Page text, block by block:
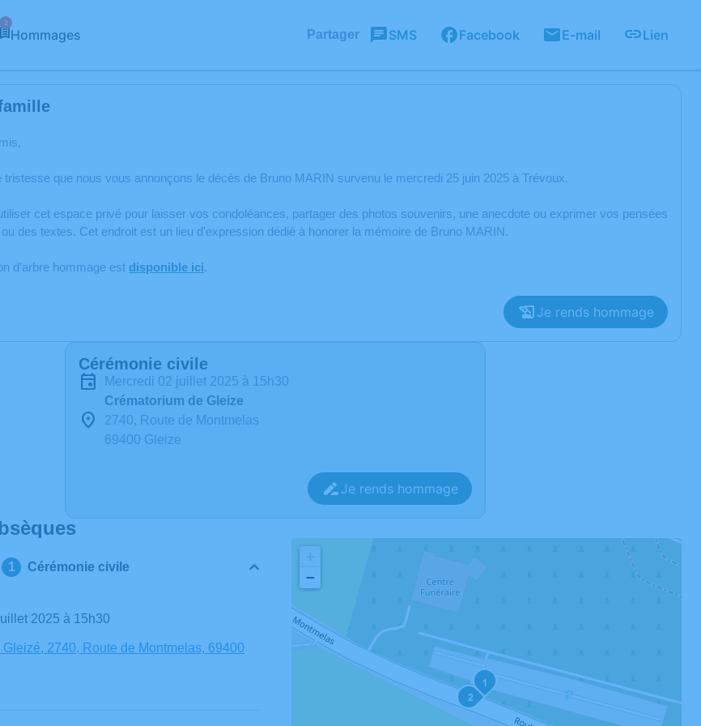
2
Hommages Partager SMS Facebook E-mail Lien
tristesse que nous vous annonçons le décès de Bruno MARIN survenu le mercredi 25 juin 2025 à Trévoux.
cet espace privé pour laisser vos condoléances, partager des photos souvenirs, une anecdote ou exprimer vos pensées
des textes. Cet endroit est un lieu d'expression dédié à honorer la mémoire de Bruno MARIN.
d’arbre hommage est disponible ici.
Je rends hommage
Cérémonie civile
mercredi 02 juillet 2025 à 15h30
Crématorium de Gleize
2740, Route de Montmelas
69400 Gleize
Je rends hommage
Cérémonie civile
2025 à 15h30
Gleizé, 2740, Route de Montmelas, 69400
1
2
−